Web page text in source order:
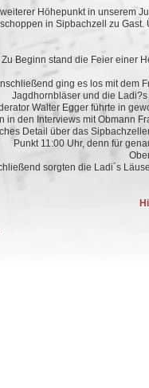
Höhepunkt in unserem
in Sipbachzell zu
Zu Beginn stand die Feier einer
ging es los mit dem
Jagdhornbläser und die
Walter Egger führte in
in den Interviews mit Obmann
Detail über das
Punkt 11:00 Uhr, denn für
sorgten die Ladi´s